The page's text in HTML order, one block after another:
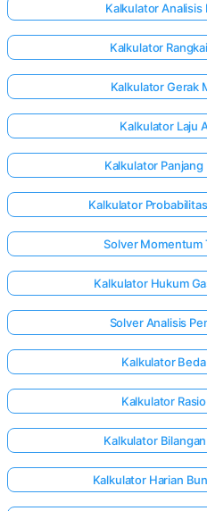
Kalkulator Analisis
Kalkulator
Kalkulator Gerak
Kalkulator Laju
Kalkulator
Kalkulator
Solver Momentum
Kalkulator Hukum
Solver Analisis
Kalkulator
Kalkulator
Kalkulator
Kalkulator Harian